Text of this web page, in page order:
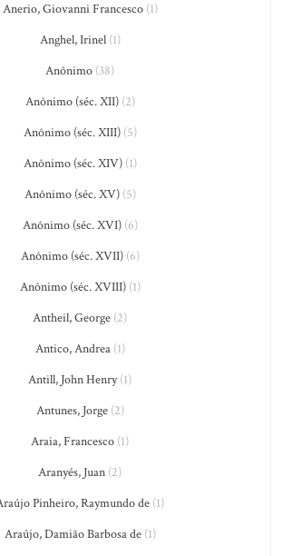
Anerio, Giovanni Francesco(1)
Anghel, Irinel(1)
Anônimo (38)
Anônimo (séc. XII)(2)
Anônimo (séc. XIII)(5)
Anônimo (séc. XIV)(1)
Anônimo (séc. XV)(5)
Anônimo (séc. XVI)(6)
Anônimo (séc. XVII)(6)
Anônimo (séc. XVIII)(1)
Antheil, George (2)
Antico, Andrea(1)
Antill, John Henry(1)
Antunes, Jorge(2)
Araia, Francesco (1)
Aranyés, Juan (2)
Pinheiro, Raymundo de (1)
Araújo, Damião Barbosa de(1)